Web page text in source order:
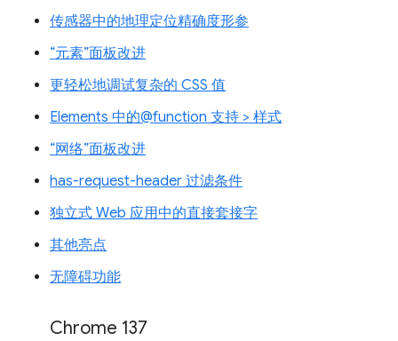
传感器中的地理定位精确度形参
“元素”面板改进
更轻松地调试复杂的 CSS 值
Elements 中的@function 支持 > 样式
“网络”面板改进
has-request-header 过滤条件
独立式 Web 应用中的直接套接字
其他亮点
无障碍功能
Chrome 137